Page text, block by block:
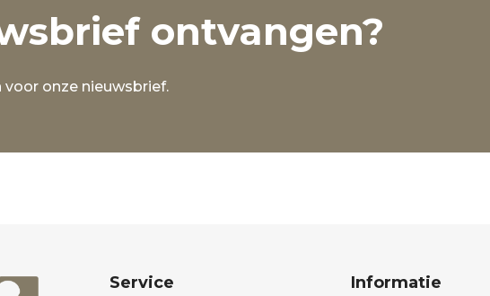
ontvangen?
voor onze nieuwsbrief.
Service Informatie